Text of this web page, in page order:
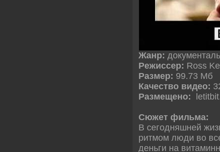
Жанр:
Режиссер: Ross
Размер: 99.73 Мб
Качество видео:
Размещено:
Сюжет фильма:
В сегодняшней
ритмом люди во
деньги на